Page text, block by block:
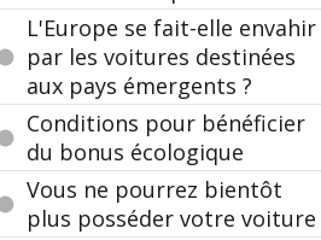
L'Europe se fait-elle envahir
par les voitures destinées
aux pays émergents ?
Conditions pour bénéficier
du bonus écologique
Vous ne pourrez bientôt
plus posséder votre voiture